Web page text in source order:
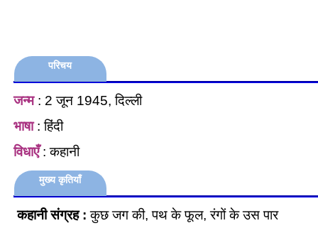
परिचय
जन्म: 2 जून 1945, दिल्ली
भाषा: हिंदी
विधाएँ: कहानी
मुख्य कृतियाँ
कहानी संग्रह : कुछ जग की, पथ के फूल, रंगों के उस पार